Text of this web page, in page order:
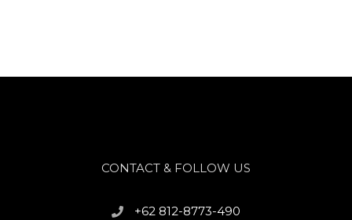
CONTACT & FOLLOW US
+62 812-8773-490